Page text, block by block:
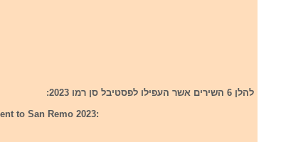
להלן 6 השירים אשר העפילו לפסטיבל סן רמו 2023:
to San Remo 2023: